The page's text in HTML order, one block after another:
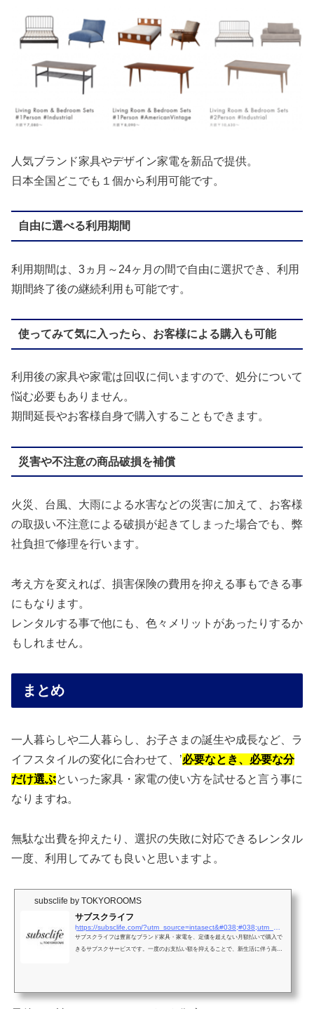
人気ブランド家具やデザイン家電を新品で提供。
日本全国どこでも１個から利用可能です。
自由に選べる利用期間
利用期間は、3ヵ月～24ヶ月の間で自由に選択でき、利用
期間終了後の継続利用も可能です。
使ってみて気に入ったら、お客様による購入も可能
利用後の家具や家電は回収に伺いますので、処分について
悩む必要もありません。
期間延長やお客様自身で購入することもできます。
災害や不注意の商品破損を補償
火災、台風、大雨による水害などの災害に加えて、お客様
の取扱い不注意による破損が起きてしまった場合でも、弊
社負担で修理を行います。
考え方を変えれば、損害保険の費用を抑える事もできる事
にもなります。
レンタルする事で他にも、色々メリットがあったりするか
もしれません。
まとめ
一人暮らしや二人暮らし、お子さまの誕生や成長など、ラ
イフスタイルの変化に合わせて、’必要なとき、必要な分
だけ選ぶといった家具・家電の使い方を試せると言う事に
なりますね。
無駄な出費を抑えたり、選択の失敗に対応できるレンタル
一度、利用してみても良いと思いますよ。
subsclife by TOKYOROOMS
サブスクライフ
サブスクライフは豊富なブランド家具・家電を、定価を超えない月額払いで購入で
きるサブスクサービスです。一度のお支払い額を抑えることで、新生活に伴う高額